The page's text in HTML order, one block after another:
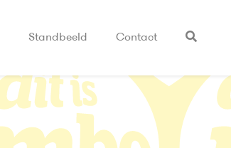
Standbeeld Contact